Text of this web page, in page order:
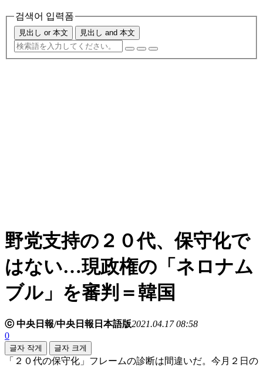
검색어 입력폼
見出し or 本文 見出し and 本文
野党支持の２０代、保守化で
はない…現政権の「ネロナム
ブル」を審判＝韓国
ⓒ 中央日報/中央日報日本語版2021.04.17 08:58
0
글자 작게 글자 크게
「２０代の保守化」フレームの診断は間違いだ。今月２日の